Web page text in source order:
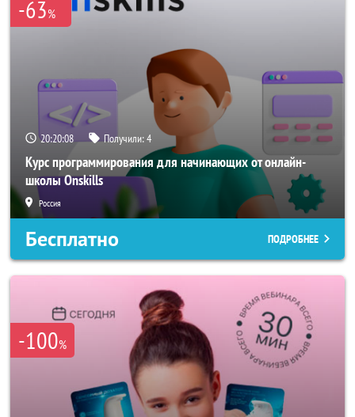
-63%
20:20:05 Получили:4
Курс программирования для начинающих от онлайн-
школы Onskills
Россия
Бесплатно ПОДРОБНЕЕ
-100%